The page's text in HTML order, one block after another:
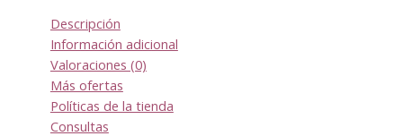
Descripción
Información adicional
Valoraciones (0)
Más ofertas
Políticas de la tienda
Consultas